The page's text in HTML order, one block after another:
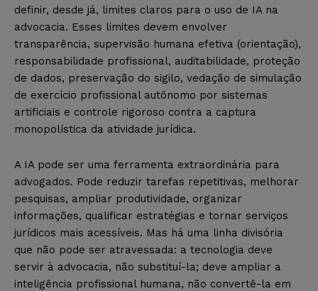
definir, desde já, limites claros para o uso de IA na
advocacia. Esses limites devem envolver
transparência, supervisão humana efetiva (orientação),
responsabilidade profissional, auditabilidade, proteção
de dados, preservação do sigilo, vedação de simulação
de exercício profissional autônomo por sistemas
artificiais e controle rigoroso contra a captura
monopolística da atividade jurídica.
A IA pode ser uma ferramenta extraordinária para
advogados. Pode reduzir tarefas repetitivas, melhorar
pesquisas, ampliar produtividade, organizar
informações, qualificar estratégias e tornar serviços
jurídicos mais acessíveis. Mas há uma linha divisória
que não pode ser atravessada: a tecnologia deve
servir à advocacia, não substituí-la; deve ampliar a
inteligência profissional humana, não convertê-la em